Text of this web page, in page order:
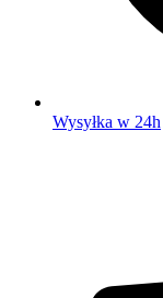
Wysyłka w 24h